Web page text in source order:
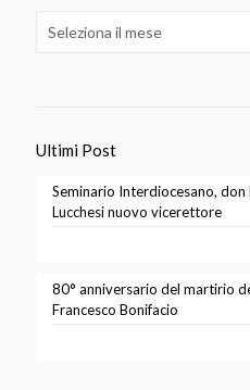
Ultimi Post
Seminario Interdiocesano, don
Lucchesi nuovo vicerettore
80° anniversario del martirio
Francesco Bonifacio